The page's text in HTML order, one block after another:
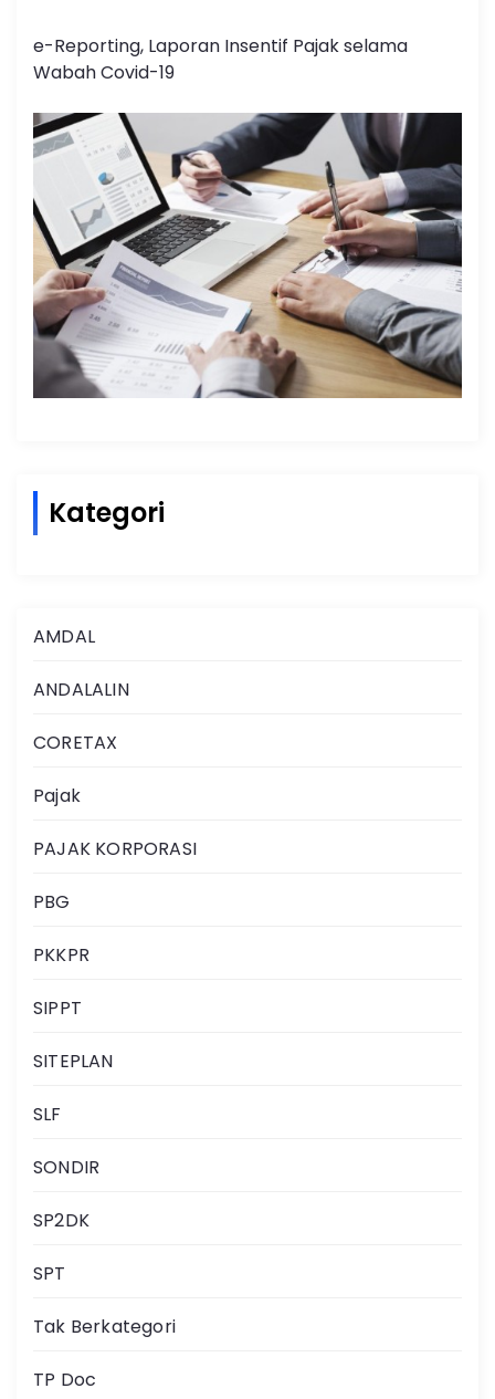
e-Reporting, Laporan Insentif Pajak selama
Wabah Covid-19
Kategori
AMDAL
ANDALALIN
CORETAX
Pajak
PAJAK KORPORASI
PBG
PKKPR
SIPPT
SITEPLAN
SLF
SONDIR
SP2DK
SPT
Tak Berkategori
TP Doc